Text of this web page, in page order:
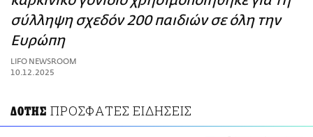
ΑΜΠΑ
PRINT
σύλληψη σχεδόν 200 παιδιών σε όλη την
Ευρώπη
LIFO NEWSROOM
10.12.2025
ΔΟΤΗΣ ΠΡΟΣΦΑΤΕΣ ΕΙΔΗΣΕΙΣ